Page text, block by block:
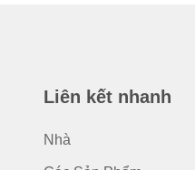
Liên kết nhanh
Nhà